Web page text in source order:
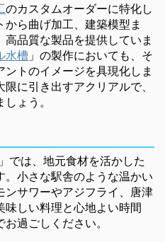
のカスタムオーダーに特化し
ら曲げ加工、建築模型ま
品質な製品を提供していま
水槽 」の製作においても、そ
トのイメージを具現化しま
に引き出すアクリアルで、
ょう。
では、地元食材を活かした
小さな駅舎のような温かい
サワーやアジフライ、唐津
しい料理と心地よい時間
お過ごしください。